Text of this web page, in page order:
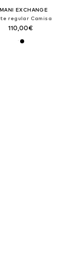
EXCHANGE
regular Camisa
110,00€